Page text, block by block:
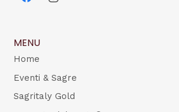
MENU
Home
Eventi & Sagre
Sagritaly Gold